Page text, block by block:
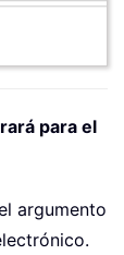
para el
argumento